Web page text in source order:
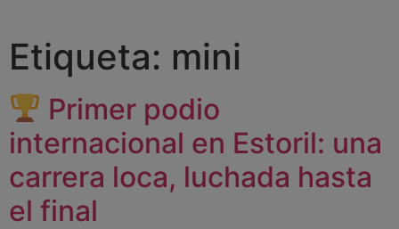
Etiqueta: mini
Primer podio
internacional en Estoril: una
carrera loca, luchada hasta
el final